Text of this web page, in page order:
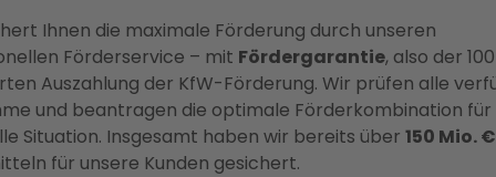
Ihnen die maximale Förderung durch unseren
Förderservice – mit Fördergarantie, also der
Auszahlung der KfW-Förderung. Wir prüfen alle
und beantragen die optimale Förderkombination für
Situation. Insgesamt haben wir bereits über 150 Mio. €
für unsere Kunden gesichert.